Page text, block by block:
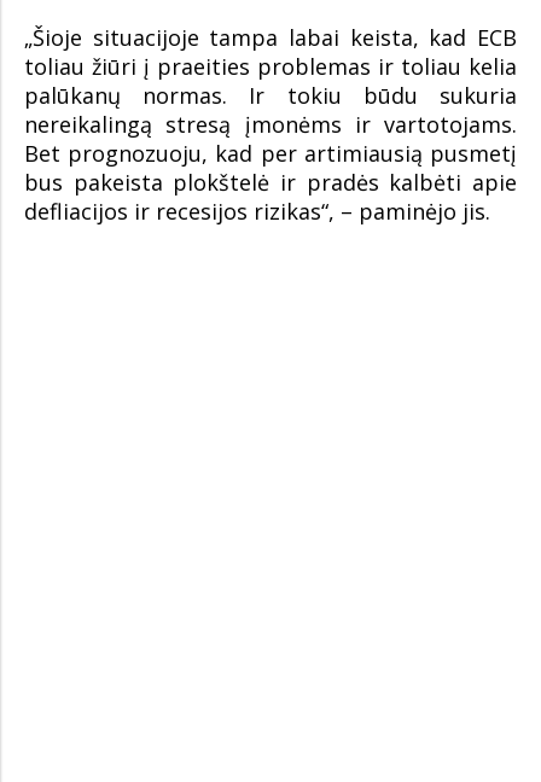
„Šioje situacijoje tampa labai keista, kad ECB
toliau žiūri į praeities problemas ir toliau kelia
palūkanų normas. Ir tokiu būdu sukuria
nereikalingą stresą įmonėms ir vartotojams.
Bet prognozuoju, kad per artimiausią pusmetį
bus pakeista plokštelė ir pradės kalbėti apie
defliacijos ir recesijos rizikas“, – paminėjo jis.